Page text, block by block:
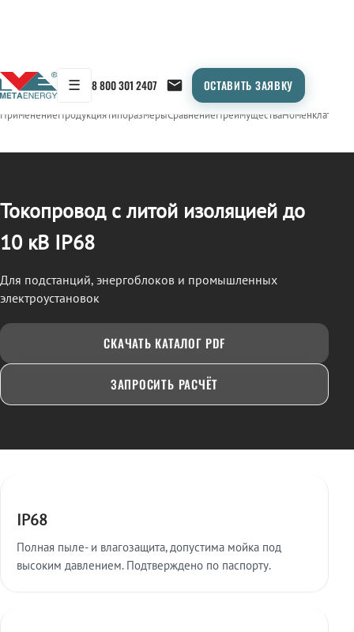
☰ 8 800 301 2407 ОСТАВИТЬ ЗАЯВКУ
← Продукция/ТОКОПРОВОД
ПрименениеПродукцияТипоразмерыСравнениеПреимуществаНоменклатура
Токопровод с литой изоляцией до
10 кВ IP68
Для подстанций, энергоблоков и промышленных
электроустановок
СКАЧАТЬ КАТАЛОГ PDF
ЗАПРОСИТЬ РАСЧЁТ
IP68
Полная пыле- и влагозащита, допустима мойка под
высоким давлением. Подтверждено по паспорту.